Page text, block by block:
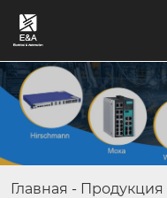
Главная - Продукция